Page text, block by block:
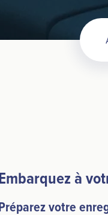
Embarquez à
Préparez votre